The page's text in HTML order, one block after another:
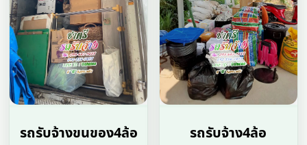
รถรับจ้างขนของ4ล้อ
รถรับจ้าง4ล้อ